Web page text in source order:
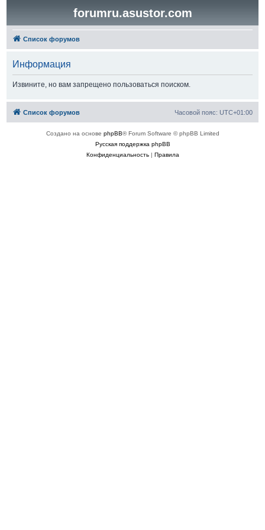
forumru.asustor.com
Список форумов
Информация
Извините, но вам запрещено пользоваться поиском.
Список форумов Часовой пояс: UTC+01:00
Создано на основе phpBB® Forum Software © phpBB Limited
Русская поддержка phpBB
Конфиденциальность| Правила